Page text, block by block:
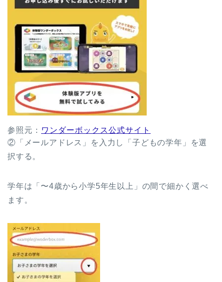
参照元： ワンダーボックス公式サイト
②「メールアドレス」を入力し「子どもの学年」を選
択する。
学年は「〜4歳から小学5年生以上」の間で細かく選べ
ます。